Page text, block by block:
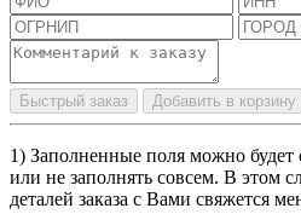
Быстрый заказ Добавить в корзину
1) Заполненные поля можно будет
или не заполнять совсем. В этом
деталей заказа с Вами свяжется